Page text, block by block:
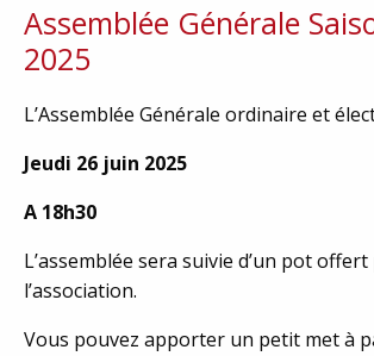
Assemblée Générale
2025
L’Assemblée Générale ordinaire et
Jeudi 26 juin 2025
A 18h30
L’assemblée sera suivie d’un pot
l’association.
Vous pouvez apporter un petit met à